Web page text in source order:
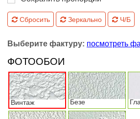
Сбросить Зеркально Ч/Б
Выберите фактуру: посмотреть
ФОТООБОИ
Винтаж Безе